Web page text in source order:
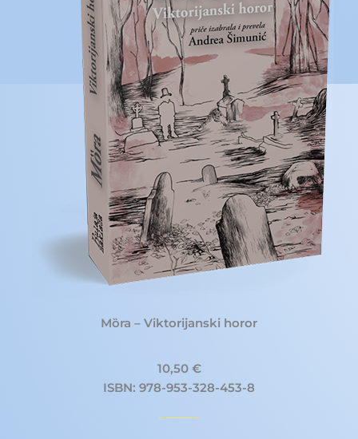
Mȍra – Viktorijanski horor
10,50 €
ISBN: 978-953-328-453-8